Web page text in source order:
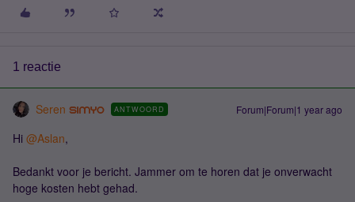
1 reactie
Seren ANTWOORD Forum|Forum|1 year ago
Hi ​ @Aslan,
Bedankt voor je bericht. Jammer om te horen dat je onverwacht
hoge kosten hebt gehad.